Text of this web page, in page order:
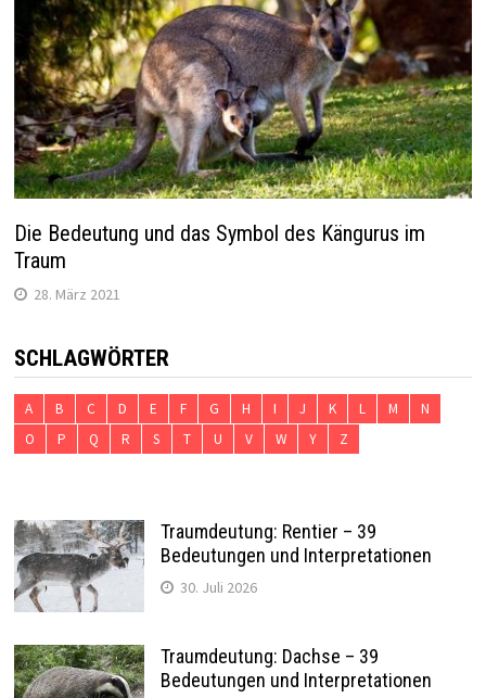
Die Bedeutung und das Symbol des Kängurus im
Traum
28. März 2021
SCHLAGWÖRTER
A B C D E F G H I J K L M
N
O
P Q R S T U V W Y Z
Traumdeutung: Rentier – 39
Bedeutungen und Interpretationen
30. Juli 2026
Traumdeutung: Dachse – 39
Bedeutungen und Interpretationen